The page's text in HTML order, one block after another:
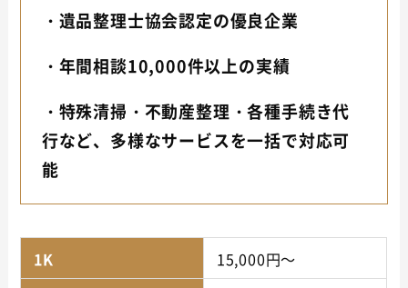
・遺品整理士協会認定の優良企業
・年間相談10,000件以上の実績
・特殊清掃・不動産整理・各種手続き代
行など、多様なサービスを一括で対応可
能
1K
15,000円～